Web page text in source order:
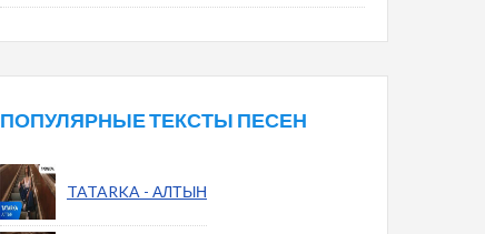
ПОПУЛЯРНЫЕ ТЕКСТЫ ПЕСЕН
TATARKA - АЛТЫН